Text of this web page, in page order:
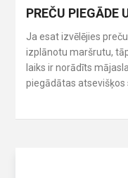
PREČU PIEGĀDE
Ja esat izvēlējies
izplānotu maršrutu,
laiks ir norādīts
piegādātas atsevišķos